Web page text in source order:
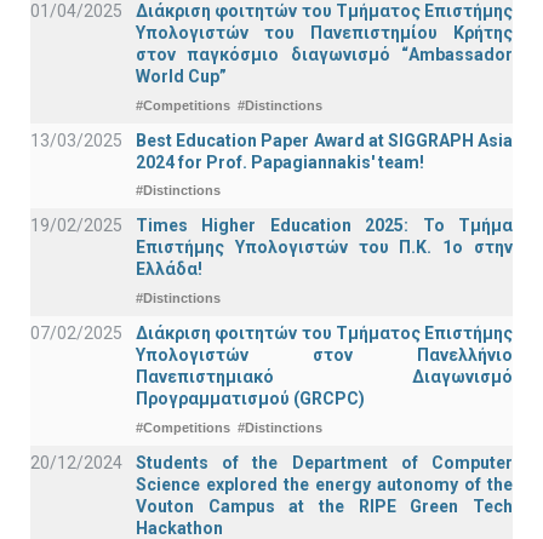
01/04/2025
Διάκριση φοιτητών του Τμήματος Επιστήμης
Υπολογιστών του Πανεπιστημίου Κρήτης
στον παγκόσμιο διαγωνισμό “Ambassador
World Cup”
#Competitions #Distinctions
13/03/2025
Best Education Paper Award at SIGGRAPH Asia
2024 for Prof. Papagiannakis' team!
#Distinctions
19/02/2025
Times Higher Education 2025: Το Τμήμα
Επιστήμης Υπολογιστών του Π.Κ. 1ο στην
Ελλάδα!
#Distinctions
07/02/2025
Διάκριση φοιτητών του Τμήματος Επιστήμης
Υπολογιστών στον Πανελλήνιο
Πανεπιστημιακό Διαγωνισμό
Προγραμματισμού (GRCPC)
#Competitions #Distinctions
20/12/2024
Students of the Department of Computer
Science explored the energy autonomy of the
Vouton Campus at the RIPE Green Tech
Hackathon